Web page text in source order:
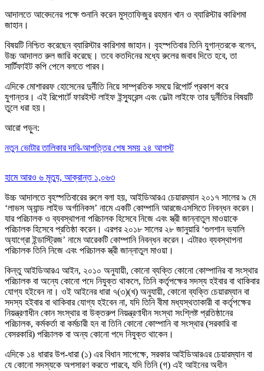
আদালতে আবেদনের পক্ষে শুনানি করেন মুস্তাফিজুর রহমান খান ও ব্যারিস্টার কারিশমা
জাহান।
বিষয়টি নিশ্চিত করেছেন ব্যারিস্টার কারিশমা জাহান। বৃহস্পতিবার তিনি যুগান্তরকে বলেন,
উচ্চ আদালত রুল জারি করেছে। তবে কতদিনের মধ্যে রুলের জবাব দিতে হবে, তা
সার্টিফাইট কপি পেলে বলতে পারব।
এদিকে মোশাররফ হোসেনের দুর্নীতি নিয়ে সাম্প্রতিক সময়ে রিপোর্ট প্রকাশ করে
যুগান্তর। এই রিপোর্টে ফারইস্ট লাইফ ইন্স্যুরেন্স এবং ডেল্টা লাইফে তার দুর্নীতির বিষয়টি
তুলে ধরা হয়।
আরো পড়ুন:
নতুন ভোটার তালিকার দাবি-আপত্তির শেষ সময় ২৪ আগস্ট
হামে আরও ৬ মৃত্যু, আক্রান্ত ১,০৬৩
উচ্চ আদালতে বৃহস্পতিবারের রুলে বলা হয়, আইডিআরএ চেয়ারম্যান ২০১৭ সালের ৯ মে
‘লাভস অ্যান্ড লাইভ অর্গানিকস’ নামে একটি কোম্পানি আরজেএসসিতে নিবন্ধন করেন।
যার পরিচালক ও ব্যবস্থাপনা পরিচালক হিসেবে নিজে এবং স্ত্রী জান্নাতুল মাওয়াকে
পরিচালক হিসেবে প্রতিষ্ঠা করেন। এরপর ২০১৮ সালের ২৮ জানুয়ারি ‘গুলশান ভ্যালি
অ্যাগ্রো ইন্ডাস্ট্রিজ’ নামে আরেকটি কোম্পানি নিবন্ধন করেন। এটারও ব্যবস্থাপনা
পরিচালক তিনি নিজে এবং পরিচালক স্ত্রী জান্নাতুল মাওয়া।
কিন্তু আইডিআরএ আইন, ২০১০ অনুযায়ী, কোনো ব্যক্তি কোনো কোম্পানির বা সংস্থার
পরিচালক বা অন্যে কোনো পদে নিযুক্ত থাকলে, তিনি কর্তৃপক্ষের সদস্য হইবার বা থাকিবার
যোগ্য হইবেন না। ওই আইনের ধারা ৭(৩)(খ) অনুযায়ী, কোনো ব্যক্তি চেয়ারম্যান বা
সদস্য হইবার বা থাকিবার যোগ্য হইবেন না, যদি তিনি বীমা মধ্যস্থতাকারী বা কর্তৃপক্ষের
নিয়ন্ত্রণাধীন কোন সংস্থার বা উক্তরুপ নিয়ন্ত্রণাধীন সংস্থা সংশ্লিষ্ট প্রতিষ্ঠানের
পরিচালক, কর্মকর্তা বা কর্মচারী হন বা তিনি কোনো কোম্পানি বা সংস্থার (সরকারি বা
বেসরকারি) পরিচালক বা অন্য কোনো পদে নিযুক্ত থাকেন।
এদিকে ১৪ ধারার উপ-ধারা (১) এর বিধান সাপেক্ষে, সরকার আইডিআরএর চেয়ারম্যান বা
যে কোনো সদস্যকে অপসারণ করতে পারবে, যদি তিনি (গ) এই আইনের অধীন